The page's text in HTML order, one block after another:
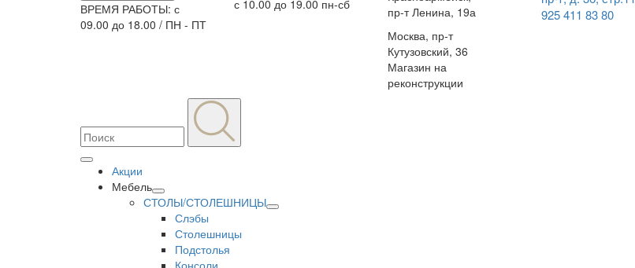
ВРЕМЯ РАБОТЫ: с
09.00 до 18.00 / ПН - ПТ
с 10.00 до 19.00 пн-сб
пр-т Ленина, 19а
Москва, пр-т
Кутузовский, 36
Магазин на
реконструкции
925 411 83 80
Акции
Мебель
СТОЛЫ/СТОЛЕШНИЦЫ
Слэбы
Столешницы
Подстолья
Консоли